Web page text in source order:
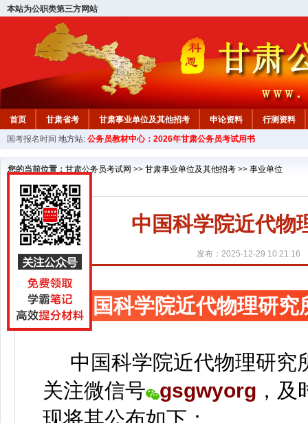
本站为公职类第三方网站
首页 甘肃省考 甘肃事业单位及其他招考 申论资料
行测资料
国考报名时间 地方站: 公务员教材中心：2026年甘肃公务员考试用书
您的当前位置： 甘肃公务员考试网 >> 甘肃事业单位及其他招考 >> 事业单位
中国科学院近代物
发布：2025-12-29 10:21:16
中国科学院近代物理研
中国科学院近代物理研究
关注微信号 gsgwyorg ， 及